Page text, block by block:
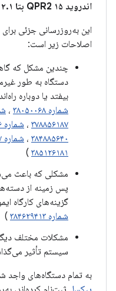
اندروید ۱۵ QPR2 بتا ۲.۱ (ژانویه ۲۰۲۵)
اصلاحات زیر است:
چندین مشکل که
دستگاه به طور
بیفتد یا دوباره
شماره ۳۸۰۵۰۰۶۸
،
۳۷۸۸۵۶۱۸۷ ، شماره ۳۸۴۴۴۷۰۲۶
۳۸۴۸۸۵۶۴۰ ، شماره ۳۸۵۰۵۶۳۳۷
۳۸۵۱۲۶۱۸۱ )
مشکلی که باعث
پس زمینه از
گزینه‌های کارگاه
شماره ۳۸۴۶۲۹۴۱۳
)
مشکلات مختلف
سیستم تأثیر
به تمام دستگاه‌های واجد